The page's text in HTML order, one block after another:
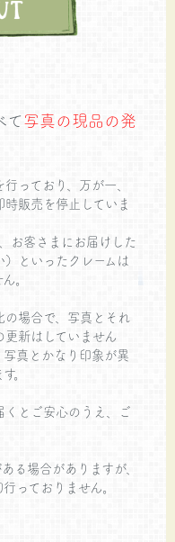
て写真の現品の発
っており、万が一、
販売を停止していま
お客さまにお届けした
といったクレームは
。
場合で、写真とそれ
新はしていません
真とかなり印象が異
。
とご安心のうえ、ご
る場合がありますが、
っておりません。